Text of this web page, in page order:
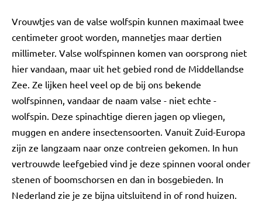
Vrouwtjes van de valse wolfspin kunnen maximaal twee
centimeter groot worden, mannetjes maar dertien
millimeter. Valse wolfspinnen komen van oorsprong niet
hier vandaan, maar uit het gebied rond de Middellandse
Zee. Ze lijken heel veel op de bij ons bekende
wolfspinnen, vandaar de naam valse - niet echte -
wolfspin. Deze spinachtige dieren jagen op vliegen,
muggen en andere insectensoorten. Vanuit Zuid-Europa
zijn ze langzaam naar onze contreien gekomen. In hun
vertrouwde leefgebied vind je deze spinnen vooral onder
stenen of boomschorsen en dan in bosgebieden. In
Nederland zie je ze bijna uitsluitend in of rond huizen.